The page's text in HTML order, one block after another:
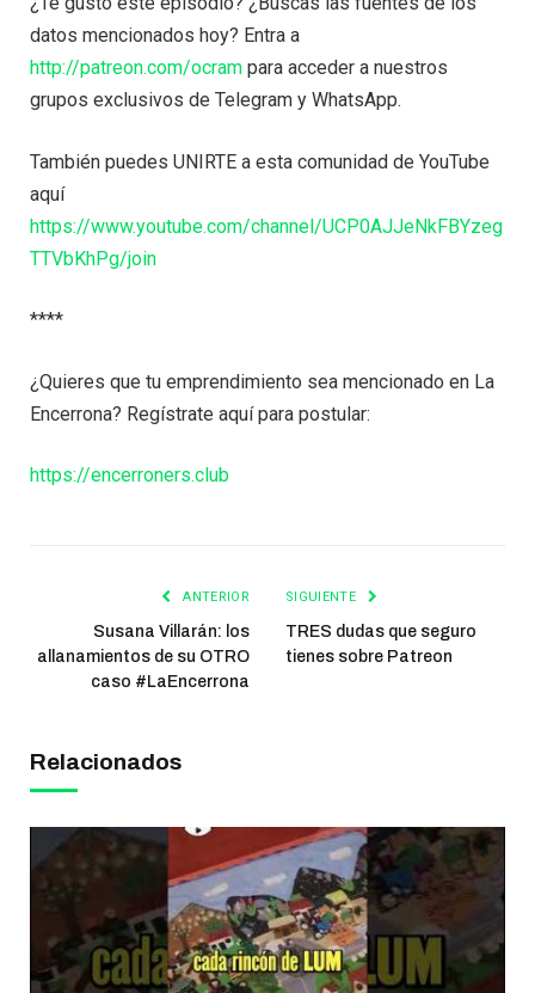
datos mencionados hoy? Entra a
http://patreon.com/ocram para acceder a nuestros
grupos exclusivos de Telegram y WhatsApp.
También puedes UNIRTE a esta comunidad de YouTube
aquí
https://www.youtube.com/channel/UCP0AJJeNkFBYzeg
TTVbKhPg/join
****
¿Quieres que tu emprendimiento sea mencionado en La
Encerrona? Regístrate aquí para postular:
https://encerroners.club
ANTERIOR
Susana Villarán: los
allanamientos de su OTRO
caso #LaEncerrona
SIGUIENTE
TRES dudas que seguro
tienes sobre Patreon
Relacionados